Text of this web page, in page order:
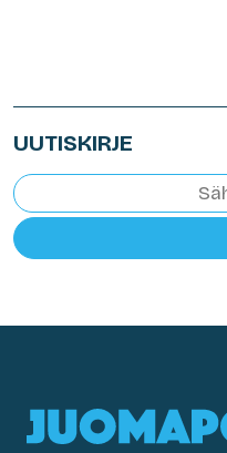
UUTISKIRJE